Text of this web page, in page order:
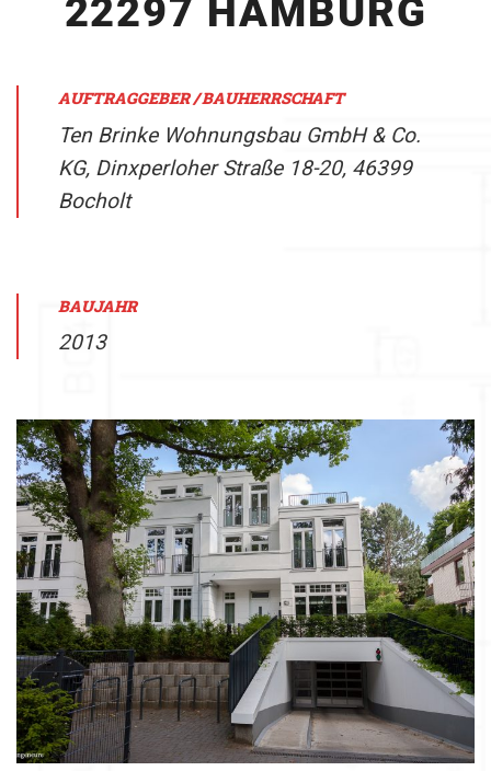
22297 HAMBURG
AUFTRAGGEBER / BAUHERRSCHAFT
Ten Brinke Wohnungsbau GmbH & Co.
KG, Dinxperloher Straße 18-20, 46399
Bocholt
BAUJAHR
2013